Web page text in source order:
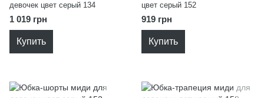
девочек цвет серый 134
1 019 грн
Купить
цвет серый 152
919 грн
Купить